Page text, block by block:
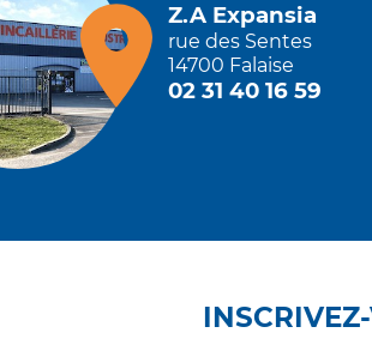
Z.A Expansia
rue des Sentes
14700 Falaise
02 31 40 16 59